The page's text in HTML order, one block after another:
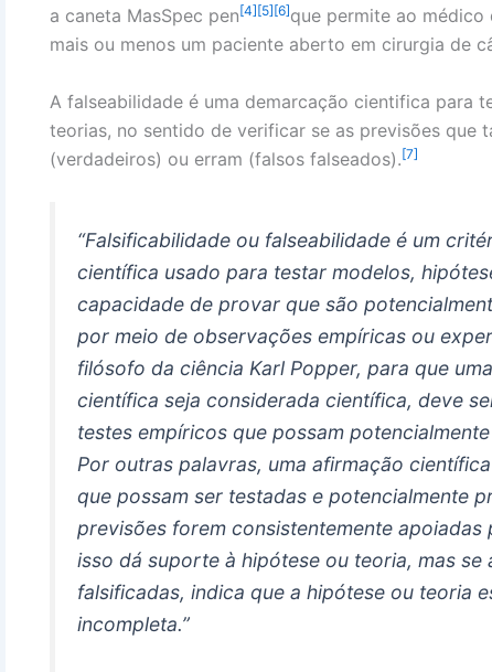
a caneta MasSpec pen[4][5][6]que permite ao
mais ou menos um paciente aberto em cirurgia de
A falseabilidade é uma demarcação cientifica para
teorias, no sentido de verificar se as previsões que
(verdadeiros) ou erram (falsos falseados).[7]
“Falsificabilidade ou falseabilidade é um
científica usado para testar modelos,
capacidade de provar que são
por meio de observações empíricas ou
filósofo da ciência Karl Popper, para que
científica seja considerada científica, deve
testes empíricos que possam
Por outras palavras, uma afirmação
que possam ser testadas e potencialmente
previsões forem consistentemente apoiadas
isso dá suporte à hipótese ou teoria, mas se
falsificadas, indica que a hipótese ou teoria
incompleta.”